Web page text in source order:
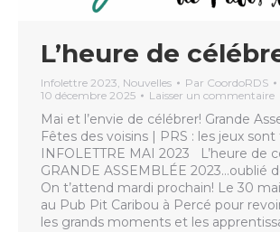
L’heure de
Infolettre 2023, Nouvelles Par CoordoRDS
10 décembre 2025
Laisser un commentaire
Mai et l’envie de célébrer! Grande
Fêtes des voisins | PRS : les jeux sont
INFOLETTRE MAI 2023 L’heure de
GRANDE ASSEMBLÉE 2023…oublié
On t’attend mardi prochain! Le 30
au Pub Pit Caribou à Percé pour
les grands moments et les